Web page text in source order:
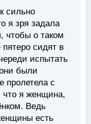
сильно
я зря задала
чтобы о таком
сидят в
испытать
были
пролетела с
что я женщина,
Ведь
есть